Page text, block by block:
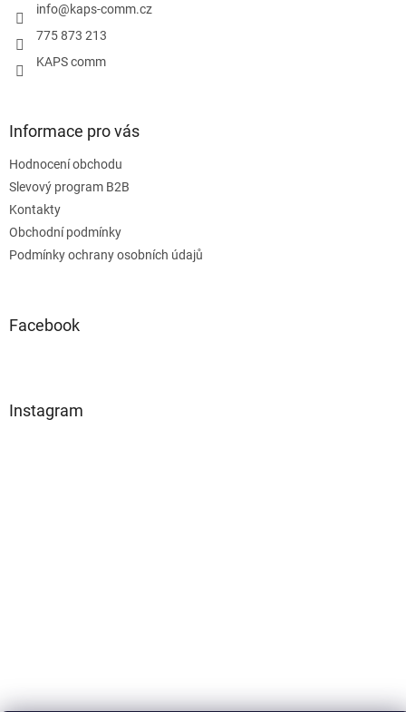
info@kaps-comm.cz
775 873 213
KAPS comm
Informace pro vás
Hodnocení obchodu
Slevový program B2B
Kontakty
Obchodní podmínky
Podmínky ochrany osobních údajů
Facebook
Instagram